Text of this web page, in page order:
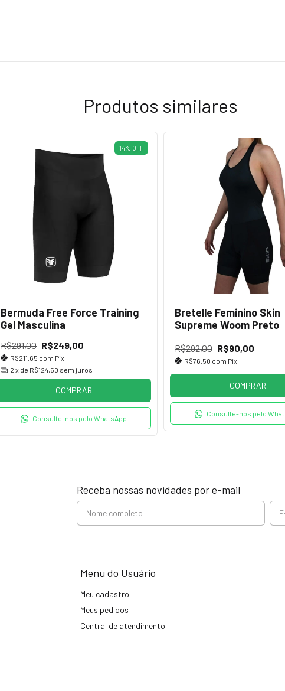
Produtos similares
14% OFF
Bermuda Free Force Training
Gel Masculina
R$291,00 R$249,00
R$211,65 com Pix
2 x de R$124,50 sem juros
COMPRAR
Consulte-nos pelo WhatsApp
Bretelle Feminino Skin
Supreme Woom Preto
R$292,00 R$90,00
R$76,50 com Pix
COMPRAR
Consulte-nos pelo
Receba nossas novidades por e-mail
Menu do Usuário
Meu cadastro
Meus pedidos
Central de atendimento